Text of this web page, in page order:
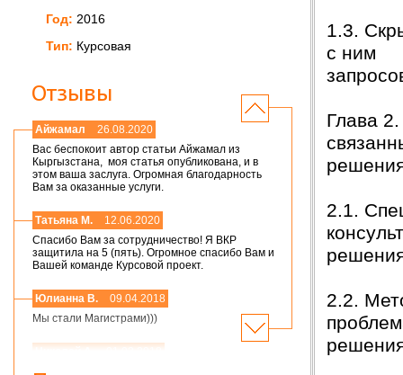
Год: 2016
Тип: Курсовая
Отзывы
Айжамал
26.08.2020
Вас беспокоит автор статьи Айжамал из
Кыргызстана, моя статья опубликована, и в
этом ваша заслуга. Огромная благодарность
Вам за оказанные услуги.
Татьяна М.
12.06.2020
Спасибо Вам за сотрудничество! Я ВКР
защитила на 5 (пять). Огромное спасибо Вам и
Вашей команде Курсовой проект.
Юлианна В.
09.04.2018
Мы стали Магистрами)))
Мария,добрый день! Спасибо большое.
1.3.
с ним
Глава
2.1.
2.2.